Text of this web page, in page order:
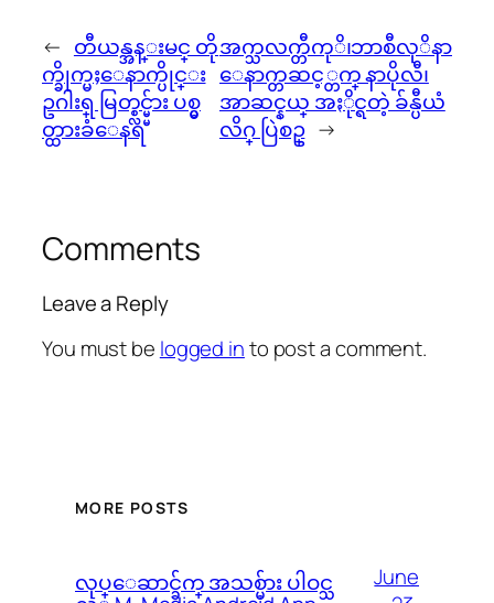
← တီယန္အန္းမင္ တို
က္ခိုက္မႈေနာက္ပိုင္း
ဥဂါးရ္ မြတ္စ္လင္မ္မ်ား ပစ္မွ
တ္ထားခံေနရ
အက္သလက္တီကုိ၊ဘာစီလုိနာ
ေနာက္တဆင့္တက္ နာပိုလီ၊
အာဆင္နယ္ အႏိုင္ရတဲ့ ခ်န္ပီယံ
လိဂ္ ပြဲစဥ္ →
Comments
Leave a Reply
You must be logged into post a comment.
MORE POSTS
လုပ္ေဆာင္ခ်က္ အသစ္မ်ား ပါဝင္သ
June